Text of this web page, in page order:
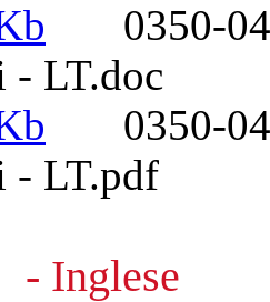
0350-
- LT.doc
0350-
- LT.pdf